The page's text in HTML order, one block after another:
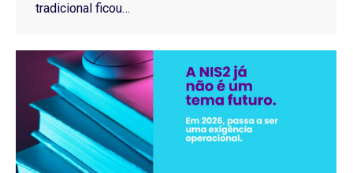
tradicional ficou…